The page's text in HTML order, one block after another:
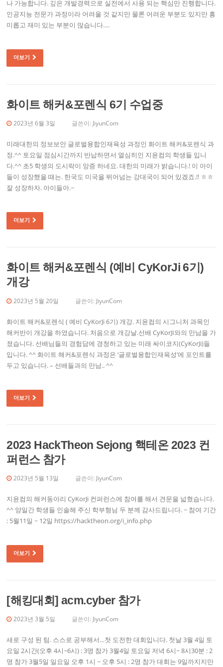
나 가능합니다. 깊은 개발경력으로 실전에서 사용 되는 핵심만 진행합니다.
인공지능 전문가 과정이라 어려울 것 같지만 물론 어려운 부분도 있지만 흥
미롭고 재미 있는 부분이 많습니다….
더보기
화이트 해커&포렌식 6기 수업중
2023년 6월 3일 글쓴이: JiyunCom
미래대한의 정보보안 글로벌융합인재육성 과정인 화이트 해커&포렌식 과
정.^^ 토요일 점심시간까지 반납하면서 열심히인 지윤컴의 학생들 입니
다.^^ 초5 학생의 도시락이 앙증 하네요. 대한의 미래가 밝습니다.! 이 아이
들이 성장했을 때는. 한국도 미국을 뛰어넘는 강대국이 되어 있겠죠.!! ㅎㅎ
잘 성장하자. 아이들아.~
더보기
화이트 해커&포렌식 (예비 CyKorJi 6기)
개강
2023년 5월 20일 글쓴이: JiyunCom
화이트 해커&포렌식 ( 예비 CyKorJi 6기) 개강. 지윤컴의 시그니처 과목인
해커반이 개강을 하였습니다. 처음으로 개강날.선배 CyKorJI와의 만남을 가
졌습니다. 선배님들의 경험담에 경청하고 있는 미래 싸이코지(CyKorJi)들
입니다. ^^ 화이트 해커&포렌식 과정은 ‘글로벌융합인재육성’에 포인트를
두고 있습니다. – 선배들과의 만남.. ^^
더보기
2023 HackTheon Sejong 핵테온 2023 컨
퍼런스 참가
2023년 5월 13일 글쓴이: JiyunCom
지윤컴의 해커동아리 CyKorJi 컨퍼런스에 참여를 해서 견문을 넓혔습니다.
^^ 양일간 학생들 인솔해 주신 학부형님 두 분께 감사드립니다. ~ 참여 기간
: 5월11일 ~ 12일 https://hacktheon.org/i_info.php
더보기
[해킹대회] acm.cyber 참가
2023년 3월 5일 글쓴이: JiyunCom
새로 구성 된 팀. 스스로 공부해서…첫 도전한 대회입니다. 첫날 3월 4일 토
요일 2시간(오후 4시~6시) : 3명 참가 3월4일 토요일 저녁 6시~ 8시30분 : 2
명 참가 3월5일 일요일 오후 1시 ~ 오후 5시 : 2명 참가 대회는 9일까지지만